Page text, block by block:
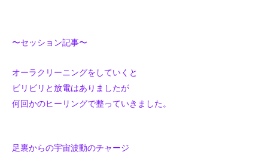
〜セッション記事〜
オーラクリーニングをしていくと
ビリビリと放電はありましたが
何回かのヒーリングで整っていきました。
足裏からの宇宙波動のチャージ